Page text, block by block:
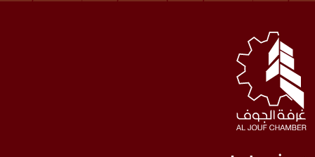
المركز الإعلامي
فعاليات الغرفة
فعاليات الجوف